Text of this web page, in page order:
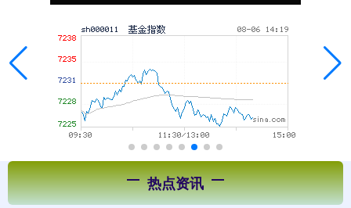
热点资讯